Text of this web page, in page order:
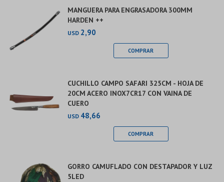
MANGUERA PARA ENGRASADORA 300MM
HARDEN ++
USD 2,90
CUCHILLO CAMPO SAFARI 325CM - HOJA DE
20CM ACERO INOX7CR17 CON VAINA DE
CUERO
USD 48,66
GORRO CAMUFLADO CON DESTAPADOR Y LUZ
5LED